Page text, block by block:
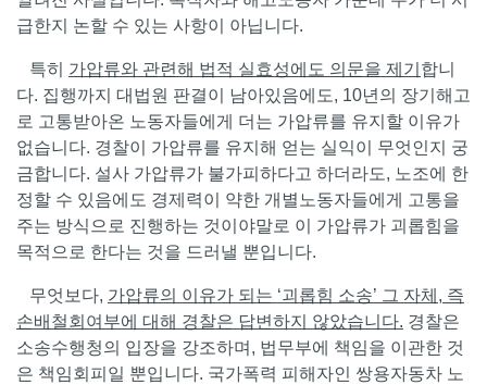
급한지 논할 수 있는 사항이 아닙니다.
특히 가압류와 관련해 법적 실효성에도 의문을 제기 합니
다. 집행까지 대법원 판결이 남아있음에도, 10년의 장기해고
로 고통받아온 노동자들에게 더는 가압류를 유지할 이유가
없습니다. 경찰이 가압류를 유지해 얻는 실익이 무엇인지 궁
금합니다. 설사 가압류가 불가피하다고 하더라도, 노조에 한
정할 수 있음에도 경제력이 약한 개별노동자들에게 고통을
주는 방식으로 진행하는 것이야말로 이 가압류가 괴롭힘을
목적으로 한다는 것을 드러낼 뿐입니다.
무엇보다, 가압류의 이유가 되는 ‘괴롭힘 소송’ 그 자체 , 즉
손배철회여부에 대해 경찰은 답변하지 않았습니다. 경찰은
소송수행청의 입장을 강조하며, 법무부에 책임을 이관한 것
은 책임회피일 뿐입니다. 국가폭력 피해자인 쌍용자동차 노